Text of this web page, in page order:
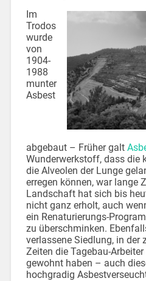
Im
Trodos
wurde
von
1904-
1988
munter
Asbest
abgebaut – Früher galt
Wunderwerkstoff, dass die
die Alveolen der Lunge
erregen können, war lange
Landschaft hat sich bis
nicht ganz erholt, auch
ein Renaturierungs-
zu überschminken.
verlassene Siedlung, in der
Zeiten die Tagebau-
gewohnt haben – auch
hochgradig